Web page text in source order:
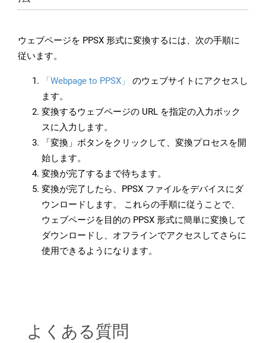
ウェブページを PPSX 形式に変換するには、次の手順に
従います。
「Webpage to PPSX」
のウェブサイトにアクセスし
ます。
変換するウェブページの URL を指定の入力ボック
スに入力します。
「変換」ボタンをクリックして、変換プロセスを開
始します。
変換が完了するまで待ちます。
変換が完了したら、PPSX ファイルをデバイスにダ
ウンロードします。 これらの手順に従うことで、
ウェブページを目的の PPSX 形式に簡単に変換して
ダウンロードし、オフラインでアクセスしてさらに
使用できるようになります。
よくある質問